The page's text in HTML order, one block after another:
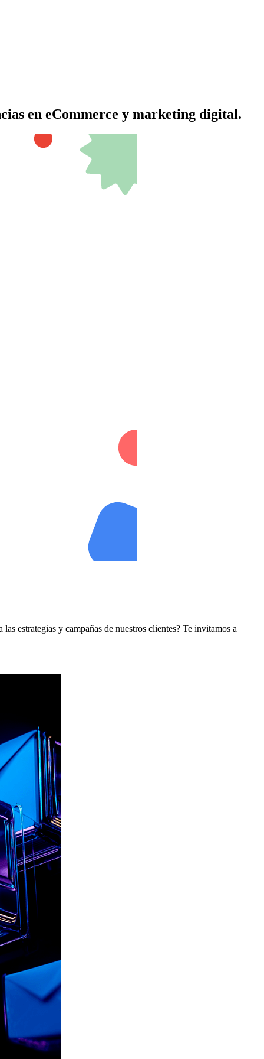
en eCommerce y marketing digital.
estrategias y campañas de nuestros clientes? Te invitamos a